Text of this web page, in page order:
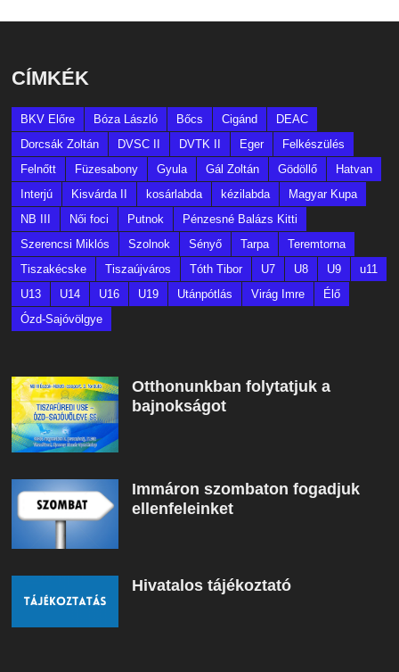
CÍMKÉK
BKV Előre Bóza László Bőcs Cigánd
DEAC
Dorcsák Zoltán
DVSC II DVTK II Eger
Felkészülés
Felnőtt
Füzesabony Gyula Gál Zoltán Gödöllő
Hatvan
Interjú
Kisvárda II kosárlabda kézilabda
Magyar Kupa
NB III
Női foci Putnok
Pénzesné Balázs Kitti
Szerencsi Miklós
Szolnok Sényő Tarpa
Teremtorna
Tiszakécske
Tiszaújváros Tóth Tibor U7 U8 U9
u11
U13
U14 U16 U19 Utánpótlás Virág Imre
Élő
Ózd-Sajóvölgye
Otthonunkban folytatjuk a
bajnokságot
Immáron szombaton fogadjuk
ellenfeleinket
Hivatalos tájékoztató